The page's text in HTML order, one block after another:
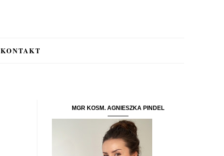
KONTAKT
MGR KOSM. AGNIESZKA PINDEL